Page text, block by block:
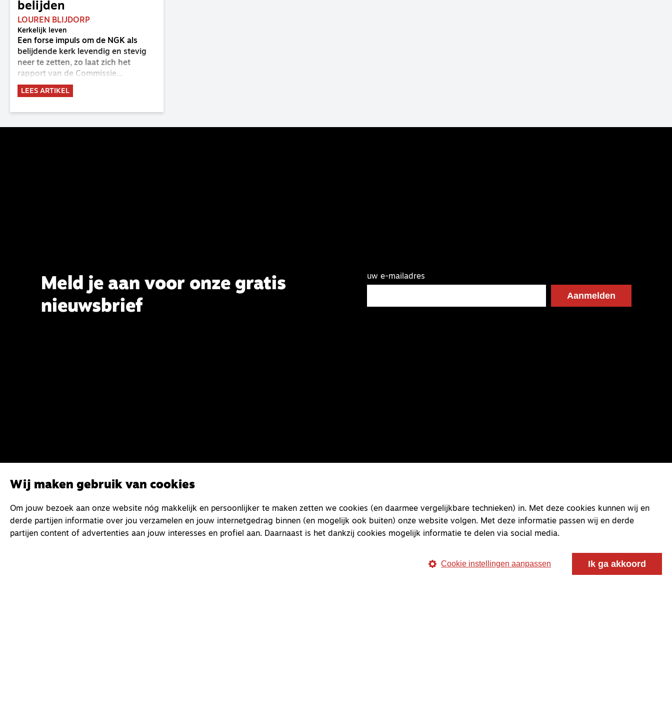
belijden
LOUREN BLIJDORP
Kerkelijk leven
Een forse impuls om de NGK als
belijdende kerk levendig en stevig
neer te zetten, zo laat zich het
rapport van de Commissie
Belijdende Kerk (CBK) lezen. Deze
commissie is al sinds de eenwording
2023 de opdracht om haar analyse
LEES ARTIKEL
Meld je aan voor onze gratis
nieuwsbrief
uw e-mailadres
Wij maken gebruik van cookies
Om jouw bezoek aan onze website nóg makkelijk en persoonlijker te maken zetten we cookies (en daarmee vergelijkbare technieken) in. Met deze cookies kunnen wij en
derde partijen informatie over jou verzamelen en jouw internetgedrag binnen (en mogelijk ook buiten) onze website volgen. Met deze informatie passen wij en derde
partijen content of advertenties aan jouw interesses en profiel aan. Daarnaast is het dankzij cookies mogelijk informatie te delen via social media.
Cookie instellingen aanpassen Ik ga akkoord